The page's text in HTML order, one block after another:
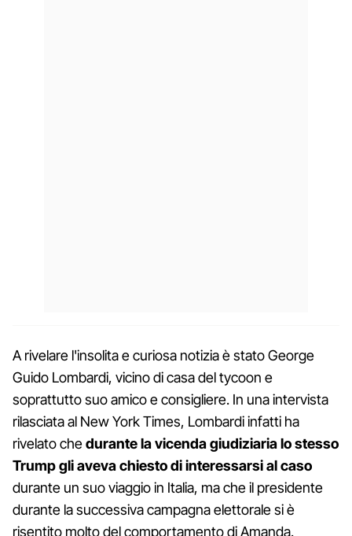
A rivelare l'insolita e curiosa notizia è stato George
Guido Lombardi, vicino di casa del tycoon e
soprattutto suo amico e consigliere. In una intervista
rilasciata al New York Times, Lombardi infatti ha
rivelato chedurante la vicenda giudiziaria lo stesso
Trump gli aveva chiesto di interessarsi al caso
durante un suo viaggio in Italia, ma che il presidente
durante la successiva campagna elettorale si è
risentito molto del comportamento di Amanda.